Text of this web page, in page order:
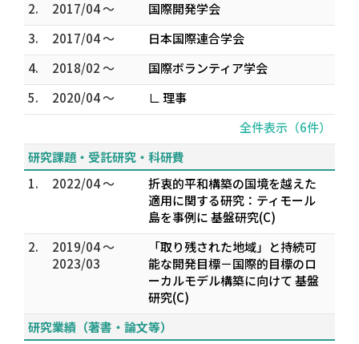
2.
2017/04 ～
国際開発学会
3.
2017/04 ～
日本国際連合学会
4.
2018/02 ～
国際ボランティア学会
5.
2020/04 ～
∟ 理事
全件表示（6件）
研究課題・受託研究・科研費
1.
2022/04 ～
折衷的平和構築の国境を越えた
適用に関する研究：ティモール
島を事例に 基盤研究(C)
2.
2019/04 ～
2023/03
「取り残された地域」と持続可
能な開発目標－国際的目標のロ
ーカルモデル構築に向けて 基盤
研究(C)
研究業績（著書・論文等）